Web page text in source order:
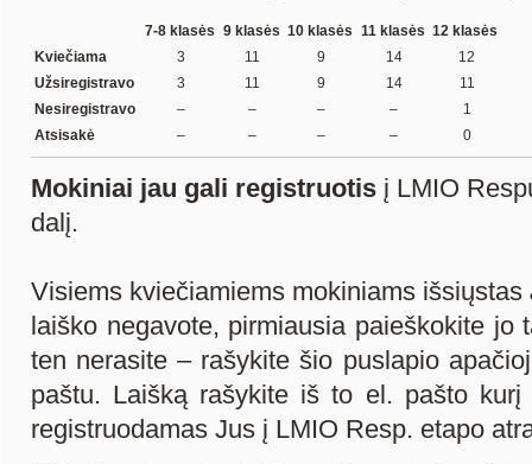
7-8 klasės 9 klasės 10 klasės 11 klasės 12 klasės
Kviečiama
3 11 9 14
12
Užsiregistravo
3 11 9 14
11
Nesiregistravo
– – – –
1
Atsisakė
– – – – 0
Mokiniai jau gali registruotis į LMIO
dalį.
Visiems kviečiamiems mokiniams išsiųstas
laiško negavote, pirmiausia paieškokite jo
ten nerasite – rašykite šio puslapio
paštu. Laišką rašykite iš to el. pašto kurį
registruodamas Jus į LMIO Resp. etapo